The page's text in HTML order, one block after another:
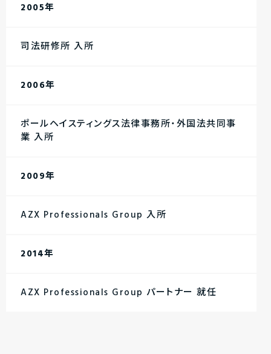
2005年
司法研修所 入所
2006年
ポールヘイスティングス法律事務所・外国法共同事
業 入所
2009年
AZX Professionals Group 入所
2014年
AZX Professionals Group パートナー 就任